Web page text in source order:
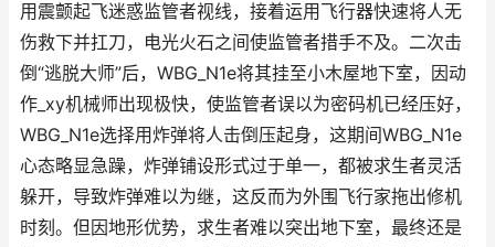
用震颤起飞迷惑监管者视线，接着运用飞行器快速将人无
伤救下并扛刀，电光火石之间使监管者措手不及。二次击
倒“逃脱大师”后，WBG_N1e将其挂至小木屋地下室，因动
作_xy机械师出现极快，使监管者误以为密码机已经压好，
WBG_N1e选择用炸弹将人击倒压起身，这期间WBG_N1e
心态略显急躁，炸弹铺设形式过于单一，都被求生者灵活
躲开，导致炸弹难以为继，这反而为外围飞行家拖出修机
时刻。但因地形优势，求生者难以突出地下室，最终还是